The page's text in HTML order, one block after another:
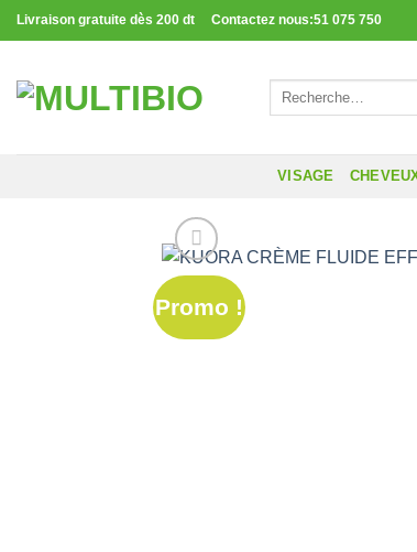
Passer
au
Livraison gratuite dès 200 dt Contactez nous:51 075 750
Recherche
VISAGE
Promo !